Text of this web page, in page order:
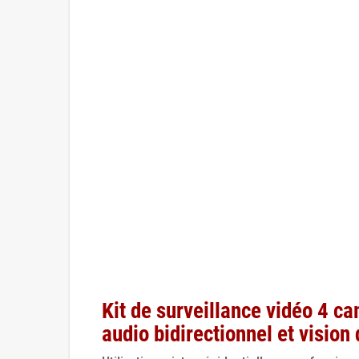
Kit de surveillance vidéo 4
audio bidirectionnel et vision